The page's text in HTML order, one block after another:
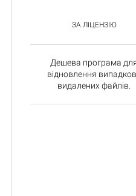
ЗА ЛІЦЕНЗІЮ
Дешева програма
відновлення
видалених файлів.